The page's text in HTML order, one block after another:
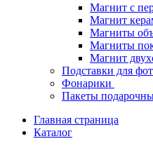
Магнит с
Магнит
Магниты
Магниты
Магнит
Подставки для
Фонарики
Пакеты
Главная страница
Каталог